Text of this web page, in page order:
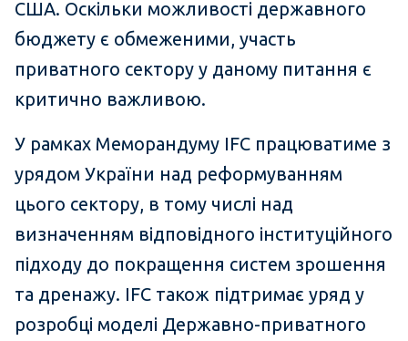
США. Оскільки можливості державного
бюджету є обмеженими, участь
приватного сектору у даному питання є
критично важливою.
У рамках Меморандуму IFC працюватиме з
урядом України над реформуванням
цього сектору, в тому числі над
визначенням відповідного інституційного
підходу до покращення систем зрошення
та дренажу. IFC також підтримає уряд у
розробці моделі Державно-приватного